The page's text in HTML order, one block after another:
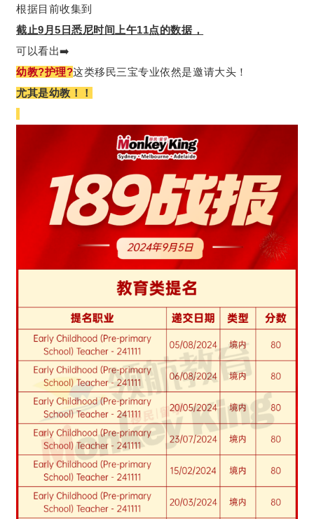
根据目前收集到
截止9月5日悉尼时间上午11点的数据，
可以看出➡️
幼教?护理?这类移民三宝专业依然是邀请大头！
尤其是幼教！！